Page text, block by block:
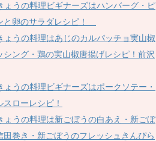
ょうの料理ビギナーズはハンバーグ・ピ
と卵のサラダレシピ！
ょうの料理はあじのカルパッチョ実山椒
シング・鶏の実山椒唐揚げレシピ！前沢
ょうの料理ビギナーズはポークソテー・
スローレシピ！
ょうの料理は新ごぼうの白あえ・新ごぼ
田巻き・新ごぼうのフレッシュきんぴら